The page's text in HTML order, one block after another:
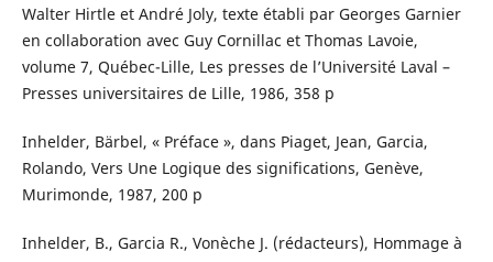
Walter Hirtle et André Joly, texte établi par Georges Garnier
en collaboration avec Guy Cornillac et Thomas Lavoie,
volume 7, Québec-Lille, Les presses de l’Université Laval –
Presses universitaires de Lille, 1986, 358 p
Inhelder, Bärbel, « Préface », dans Piaget, Jean, Garcia,
Rolando, Vers Une Logique des significations, Genève,
Murimonde, 1987, 200 p
Inhelder, B., Garcia R., Vonèche J. (rédacteurs), Hommage à